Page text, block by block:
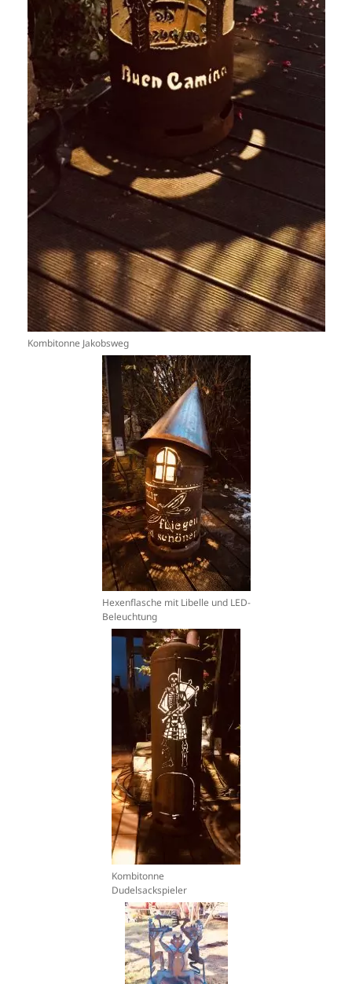
Kombitonne Jakobsweg
Hexenflasche mit Libelle und LED-
Beleuchtung
Kombitonne
Dudelsackspieler